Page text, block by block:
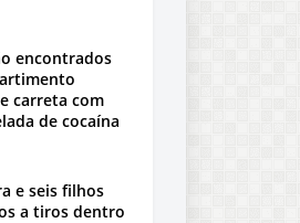
encontrados
carreta com
de cocaína
e seis filhos
a tiros dentro